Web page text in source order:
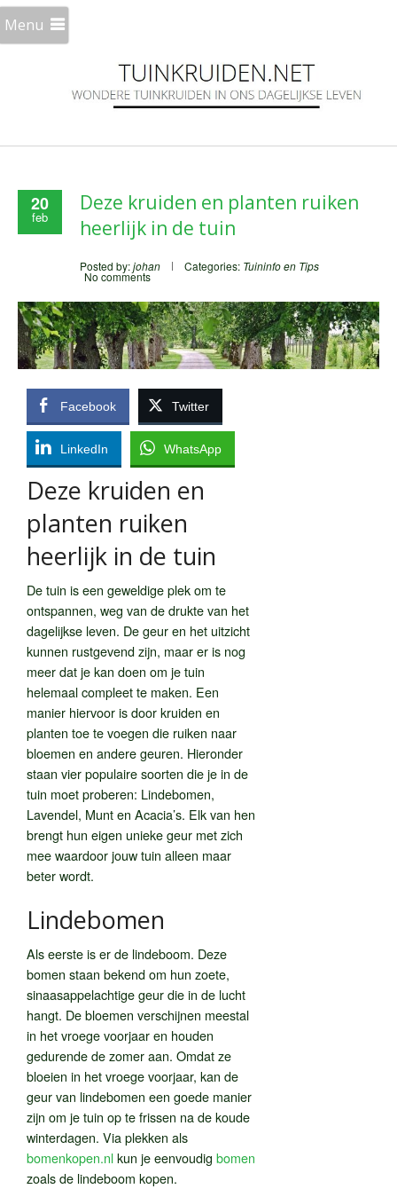
Menu
20
feb
Deze kruiden en planten ruiken
heerlijk in de tuin
Posted by:johan Categories: Tuininfo en Tips
No comments
Facebook Twitter
LinkedIn WhatsApp
Deze kruiden en
planten ruiken
heerlijk in de tuin
De tuin is een geweldige plek om te
ontspannen, weg van de drukte van het
dagelijkse leven. De geur en het uitzicht
kunnen rustgevend zijn, maar er is nog
meer dat je kan doen om je tuin
helemaal compleet te maken. Een
manier hiervoor is door kruiden en
planten toe te voegen die ruiken naar
bloemen en andere geuren. Hieronder
staan ​​vier populaire soorten die je in de
tuin moet proberen: Lindebomen,
Lavendel, Munt en Acacia’s. Elk van hen
brengt hun eigen unieke geur met zich
mee waardoor jouw tuin alleen maar
beter wordt.
Lindebomen
Als eerste is er de lindeboom. Deze
bomen staan ​​bekend om hun zoete,
sinaasappelachtige geur die in de lucht
hangt. De bloemen verschijnen meestal
in het vroege voorjaar en houden
gedurende de zomer aan. Omdat ze
bloeien in het vroege voorjaar, kan de
geur van lindebomen een goede manier
zijn om je tuin op te frissen na de koude
winterdagen. Via plekken als
bomenkopen.nlkun je eenvoudig bomen
zoals de lindeboom kopen.